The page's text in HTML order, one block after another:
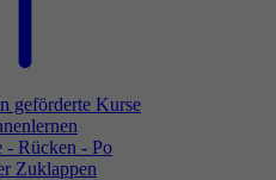
geförderte Kurse
- Rücken - Po
Zuklappen